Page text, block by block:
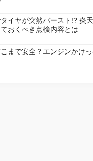
イヤが突然バースト!? 炎
おくべき点検内容とは
まで安全？エンジンかけ